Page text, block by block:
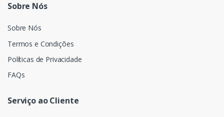
Sobre Nós
Sobre Nós
Termos e Condições
Políticas de Privacidade
FAQs
Serviço ao Cliente